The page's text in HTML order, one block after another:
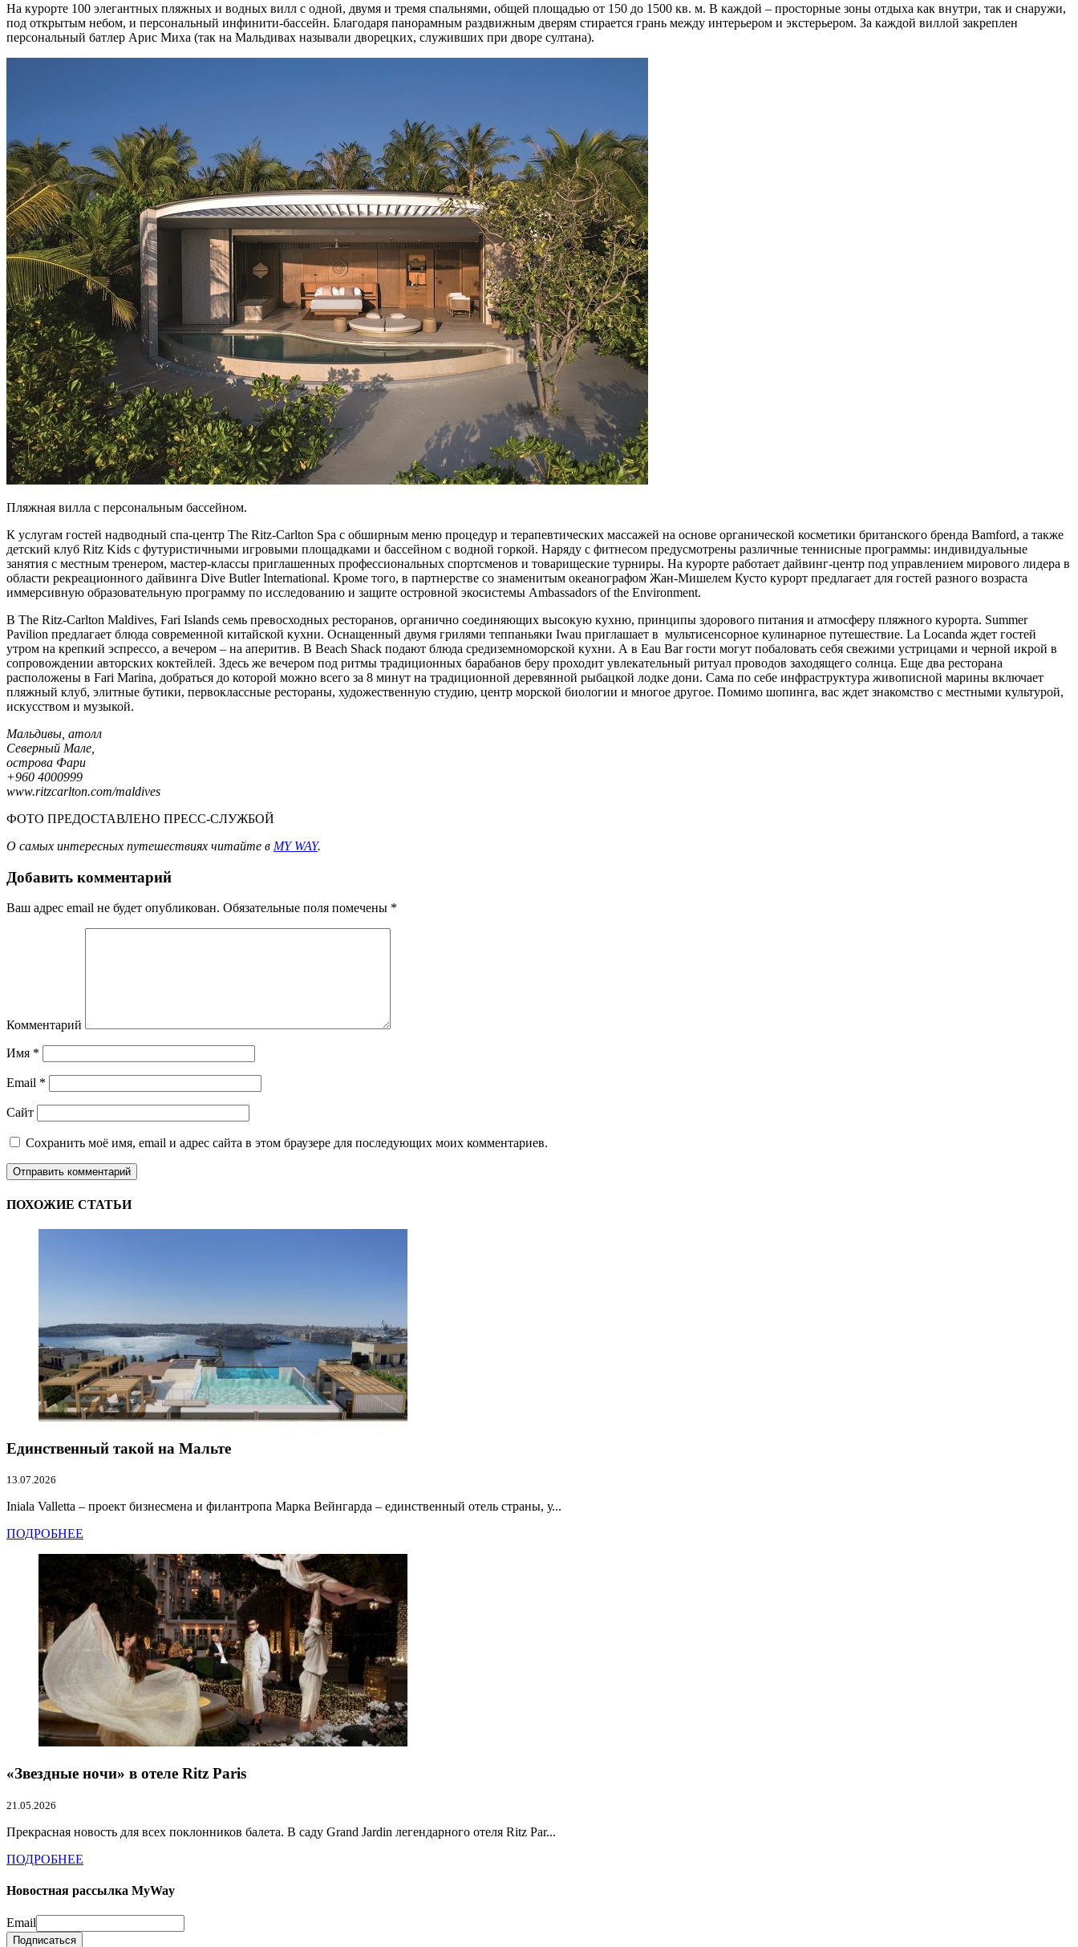
На курорте 100 элегантных пляжных и водных вилл с одной, двумя и тремя спальнями, общей площадью от 150 до 1500 кв. м. В каждой – просторные зоны отдыха как внутри, так и снаружи,
под открытым небом, и персональный инфинити-бассейн. Благодаря панорамным раздвижным дверям стирается грань между интерьером и экстерьером. За каждой виллой закреплен
персональный батлер Арис Миха (так на Мальдивах называли дворецких, служивших при дворе султана).
Пляжная вилла с персональным бассейном.
К услугам гостей надводный спа-центр The Ritz-Carlton Spa с обширным меню процедур и терапевтических массажей на основе органической косметики британского бренда Bamford, а также
детский клуб Ritz Kids с футуристичными игровыми площадками и бассейном с водной горкой. Наряду с фитнесом предусмотрены различные теннисные программы: индивидуальные
занятия с местным тренером, мастер-классы приглашенных профессиональных спортсменов и товарищеские турниры. На курорте работает дайвинг-центр под управлением мирового лидера в
области рекреационного дайвинга Dive Butler International. Кроме того, в партнерстве со знаменитым океанографом Жан-Мишелем Кусто курорт предлагает для гостей разного возраста
иммерсивную образовательную программу по исследованию и защите островной экосистемы Ambassadors of the Environment.
В The Ritz-Carlton Maldives, Fari Islands семь превосходных ресторанов, органично соединяющих высокую кухню, принципы здорового питания и атмосферу пляжного курорта. Summer
Pavilion предлагает блюда современной китайской кухни. Оснащенный двумя грилями теппаньяки Iwau приглашает в мультисенсорное кулинарное путешествие. La Locanda ждет гостей
утром на крепкий эспрессо, а вечером – на аперитив. В Beach Shack подают блюда средиземноморской кухни. А в Eau Bar гости могут побаловать себя свежими устрицами и черной икрой в
сопровождении авторских коктейлей. Здесь же вечером под ритмы традиционных барабанов беру проходит увлекательный ритуал проводов заходящего солнца. Еще два ресторана
расположены в Fari Marina, добраться до которой можно всего за 8 минут на традиционной деревянной рыбацкой лодке дони. Сама по себе инфраструктура живописной марины включает
пляжный клуб, элитные бутики, первоклассные рестораны, художественную студию, центр морской биологии и многое другое. Помимо шопинга, вас ждет знакомство с местными культурой,
искусством и музыкой.
Мальдивы, атолл
Северный Мале,
острова Фари
+960 4000999
www.ritzcarlton.com/maldives
ФОТО ПРЕДОСТАВЛЕНО ПРЕСС-СЛУЖБОЙ
О самых интересных путешествиях читайте в MY WAY.
Добавить комментарий
Ваш адрес email не будет опубликован. Обязательные поля помечены *
Комментарий
Имя *
Email *
Сайт
Сохранить моё имя, email и адрес сайта в этом браузере для последующих моих комментариев.
ПОХОЖИЕ СТАТЬИ
Единственный такой на Мальте
13.07.2026
Iniala Valletta – проект бизнесмена и филантропа Марка Вейнгарда – единственный отель страны, у...
ПОДРОБНЕЕ
«Звездные ночи» в отеле Ritz Paris
21.05.2026
Прекрасная новость для всех поклонников балета. В саду Grand Jardin легендарного отеля Ritz Par...
ПОДРОБНЕЕ
Новостная рассылка MyWay
Email